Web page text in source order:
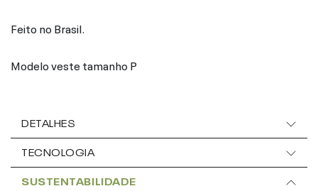
Feito no Brasil.
Modelo veste tamanho P
DETALHES
TECNOLOGIA
SUSTENTABILIDADE